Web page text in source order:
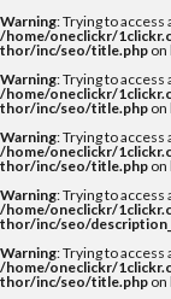
Warning: Trying to
/home/oneclickr/
thor/inc/seo/title.php on
Warning: Trying to
/home/oneclickr/
thor/inc/seo/title.php on
Warning: Trying to
/home/oneclickr/
thor/inc/seo/title.php on
Warning: Trying to
/home/oneclickr/
thor/inc/seo/
Warning: Trying to
/home/oneclickr/
thor/inc/seo/title.php on